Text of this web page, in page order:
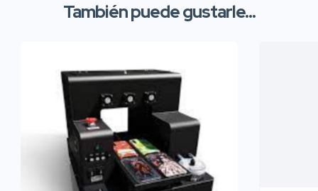
También puede gustarle...